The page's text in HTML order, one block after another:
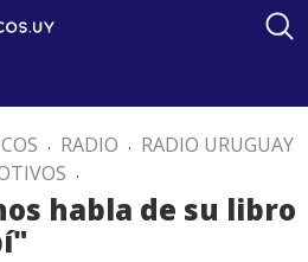
. RADIO . RADIO URUGUAY
.
habla de su libro